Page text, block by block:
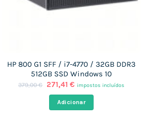
HP 800 G1 SFF / i7-4770 / 32GB DDR3
512GB SSD Windows 10
379,00€
O
original
era:
271,41 €O
preço
atual
é:
impostos incluídos
Adicionar